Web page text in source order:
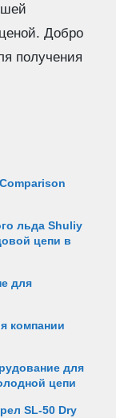
Добро
получения
льда Shuliy
цепи в
для
компании
для
цепи
SL-50 Dry